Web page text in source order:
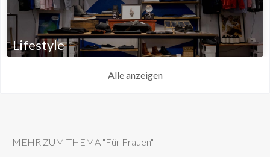
Lifestyle
Alle anzeigen
MEHR ZUM THEMA "Für Frauen"